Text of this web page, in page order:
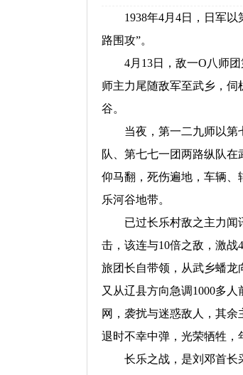
1938年4月4日，日军以
路围攻”。
4月13日，敌一O八师团
师主力尾随敌军至武乡，
谷。
当夜，第一二九师以第七
队、第七七一团两路纵队
仰马翻，死伤遍地，车辆
乐河谷地带。
已过长乐村敌之主力闻讯
击，该连与10倍之敌，激
旅团长自带领，从武乡蟠龙
又从辽县方向急调1000多
网，袭扰与迷惑敌人，其
退时不幸中弹，光荣牺牲，
长乐之战，是刘邓首长采